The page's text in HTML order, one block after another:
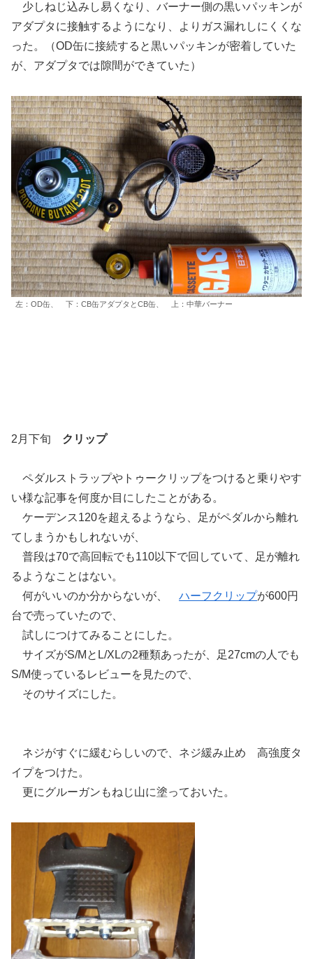
少しねじ込みし易くなり、バーナー側の黒いパッキンが
アダプタに接触するようになり、よりガス漏れしにくくな
った。（OD缶に接続すると黒いパッキンが密着していた
が、アダプタでは隙間ができていた）
左：OD缶、 下：CB缶アダプタとCB缶、 上：中華バーナー
2月下旬 クリップ
ペダルストラップやトゥークリップをつけると乗りやす
い様な記事を何度か目にしたことがある。
ケーデンス120を超えるようなら、足がペダルから離れ
てしまうかもしれないが、
普段は70で高回転でも110以下で回していて、足が離れ
るようなことはない。
何がいいのか分からないが、 ハーフクリップが600円
台で売っていたので、
試しにつけてみることにした。
サイズがS/MとL/XLの2種類あったが、足27cmの人でも
S/M使っているレビューを見たので、
そのサイズにした。
ネジがすぐに緩むらしいので、ネジ緩み止め 高強度タ
イプをつけた。
更にグルーガンもねじ山に塗っておいた。